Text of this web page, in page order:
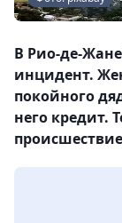
В Рио-де-
инцидент.
покойного
него кредит.